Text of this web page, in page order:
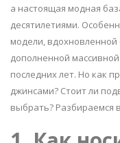
а настоящая модная
десятилетиями.
модели, вдохновленной
дополненной
последних лет. Но как
джинсами? Стоит ли
выбрать? Разбираемся